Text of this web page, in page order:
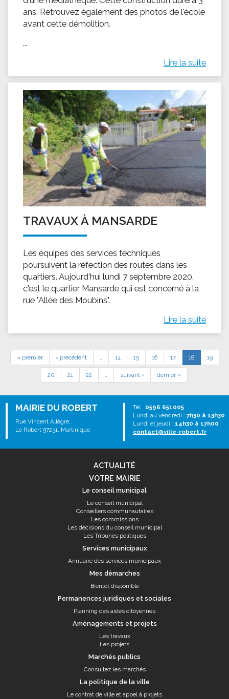
ans. Retrouvez également des photos de l'école
avant cette démolition.
...
Lire la suite
TRAVAUX À MANSARDE
Les équipes des services techniques
poursuivent la réfection des routes dans les
quartiers. Aujourd'hui lundi 7 septembre 2020,
c'est le quartier Mansarde qui est concerné à la
rue "Allée des Moubins".
Lire la suite
« premier ‹ précédent … 14 15 16 17 18 19
20 21 22 … suivant › dernier »
MAIRIE DU ROBERT
Rue Vincent Allègre,
Le Robert 97231, Martinique
Tél : 0596 651005
Lundi au vendredi : 7h30 à 13h30
Lundi et jeudi : 14h30 à 17h00
contact@ville-robert.fr
ACTUALITÉ
VOTRE MAIRIE
Le conseil municipal
Le conseil municipal
Conseillers communautaires
Les commissions
Les décisions du conseil municipal
Les Tribunes politiques
Services municipaux
Annuaire des services municipaux
Mes démarches
Bientôt disponible
Permanences juridiques et sociales
Planning des aides citoyennes
Aménagements et projets
Les travaux
Les projets
Marchés publics
Consultez les marchés
La politique de la ville
Le contrat de ville et appel à projets